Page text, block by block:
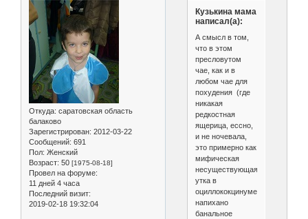
Откуда: саратовская область
балаково
Зарегистрирован: 2012-03-22
Сообщений: 691
Пол: Женский
Возраст: 50 [1975-08-18]
Провел на форуме:
11 дней 4 часа
Последний визит:
2019-02-18 19:32:04
Кузькина мама
написал(а):
А смысл в том,
что в этом
пресловутом
чае, как и в
любом чае для
похудения (где
никакая
редкостная
ящерица, ессно,
и не ночевала,
это примерно как
мифическая
несуществующая
утка в
оциллококцинуме)
напихано
банальное